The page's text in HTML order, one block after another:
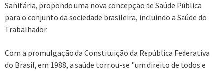
Sanitária, propondo uma nova concepção de Saúde Pública
para o conjunto da sociedade brasileira, incluindo a Saúde do
Trabalhador.
Com a promulgação da Constituição da República Federativa
do Brasil, em 1988, a saúde tornou-se "um direito de todos e